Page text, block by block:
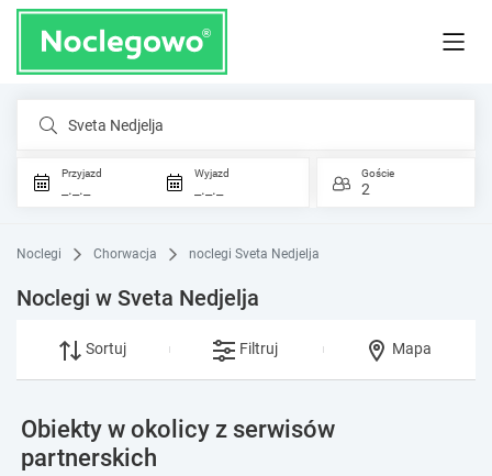
Sveta Nedjelja
Przyjazd
_._._
Wyjazd
_._._
Goście
2
Noclegi Chorwacja noclegi Sveta Nedjelja
Noclegi w Sveta Nedjelja
Sortuj Filtruj Mapa
Obiekty w okolicy z serwisów
partnerskich